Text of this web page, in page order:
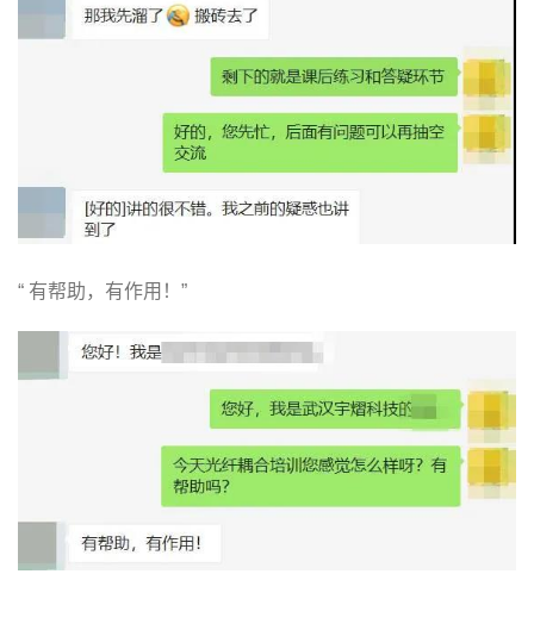
“ 有帮助，有作用！”